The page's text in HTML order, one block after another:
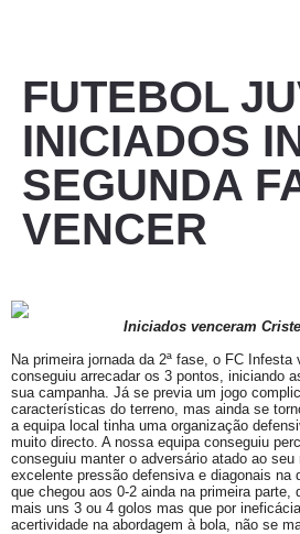
FUTEBOL
INICIADOS
SEGUNDA
VENCER
Iniciados venceram
Na primeira jornada da 2ª fase, o FC
conseguiu arrecadar os 3 pontos, iniciando
sua campanha. Já se previa um jogo
características do terreno, mas ainda se
a equipa local tinha uma organização
muito directo. A nossa equipa conseguiu
conseguiu manter o adversário atado ao
excelente pressão defensiva e diagonais na
que chegou aos 0-2 ainda na primeira parte,
mais uns 3 ou 4 golos mas que por
acertividade na abordagem à bola, não se